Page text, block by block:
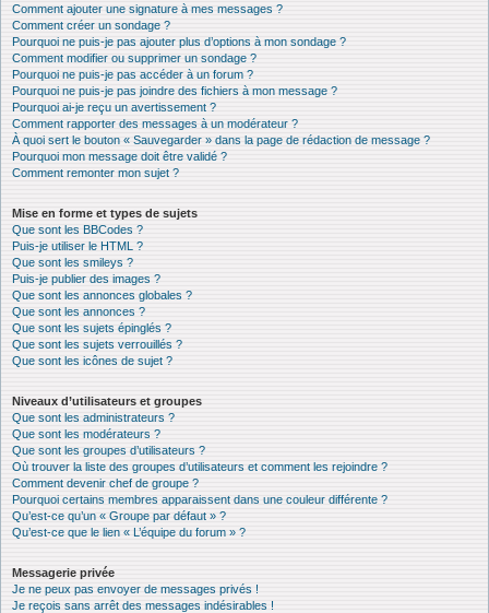
Comment ajouter une signature à mes messages ?
Comment créer un sondage ?
Pourquoi ne puis-je pas ajouter plus d’options à mon sondage ?
Comment modifier ou supprimer un sondage ?
Pourquoi ne puis-je pas accéder à un forum ?
Pourquoi ne puis-je pas joindre des fichiers à mon message ?
Pourquoi ai-je reçu un avertissement ?
Comment rapporter des messages à un modérateur ?
À quoi sert le bouton « Sauvegarder » dans la page de rédaction de message ?
Pourquoi mon message doit être validé ?
Comment remonter mon sujet ?
Mise en forme et types de sujets
Que sont les BBCodes ?
Puis-je utiliser le HTML ?
Que sont les smileys ?
Puis-je publier des images ?
Que sont les annonces globales ?
Que sont les annonces ?
Que sont les sujets épinglés ?
Que sont les sujets verrouillés ?
Que sont les icônes de sujet ?
Niveaux d’utilisateurs et groupes
Que sont les administrateurs ?
Que sont les modérateurs ?
Que sont les groupes d’utilisateurs ?
Où trouver la liste des groupes d’utilisateurs et comment les rejoindre ?
Comment devenir chef de groupe ?
Pourquoi certains membres apparaissent dans une couleur différente ?
Qu’est-ce qu’un « Groupe par défaut » ?
Qu’est-ce que le lien « L’équipe du forum » ?
Messagerie privée
Je ne peux pas envoyer de messages privés !
Je reçois sans arrêt des messages indésirables !